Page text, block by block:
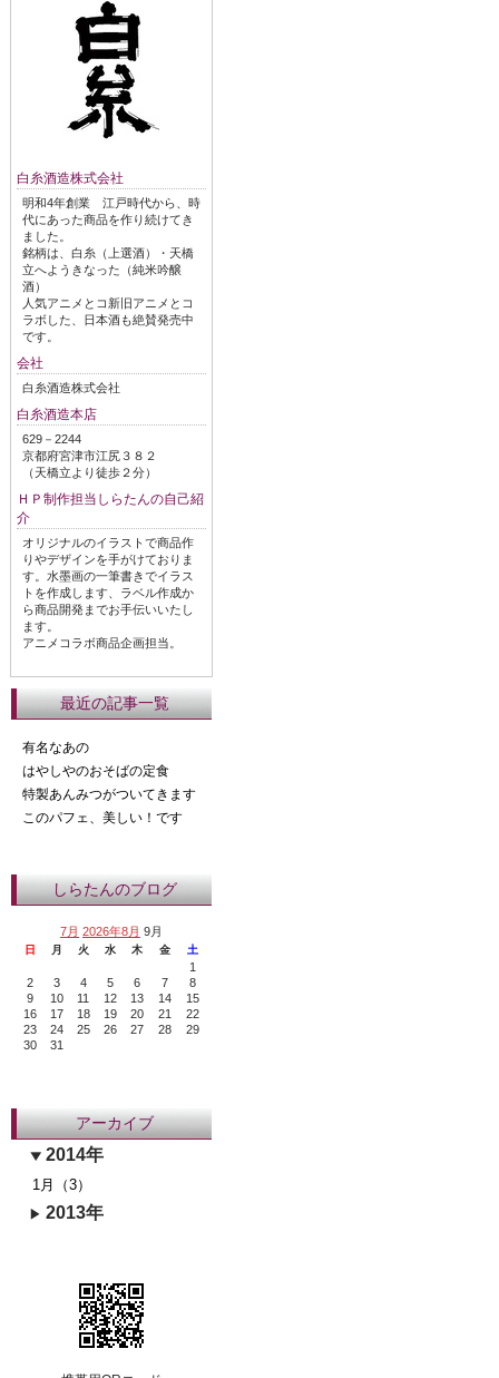
白糸酒造株式会社
明和4年創業 江戸時代から、時
代にあった商品を作り続けてき
ました。
銘柄は、白糸（上選酒）・天橋
立へようきなった（純米吟醸
酒）
人気アニメとコ新旧アニメとコ
ラボした、日本酒も絶賛発売中
です。
会社
白糸酒造株式会社
白糸酒造本店
629－2244
京都府宮津市江尻３８２
（天橋立より徒歩２分）
ＨＰ制作担当しらたんの自己紹
介
オリジナルのイラストで商品作
りやデザインを手がけておりま
す。水墨画の一筆書きでイラス
トを作成します、ラベル作成か
ら商品開発までお手伝いいたし
ます。
アニメコラボ商品企画担当。
最近の記事一覧
有名なあの
はやしやのおそばの定食
特製あんみつがついてきます
このパフェ、美しい！です
しらたんのブログ
7月 2026年8月 9月
日 月 火 水 木 金 土
1
2
3 4 5 6 7
8
9
10 11 12 13 14
15
16
17 18 19 20 21
22
23
24 25 26 27 28
29
30
31
アーカイブ
2014年
1月（3）
2013年